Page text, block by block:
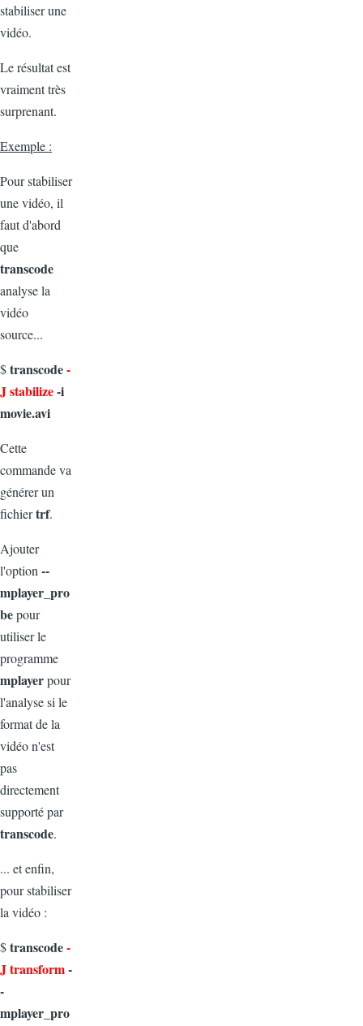
stabiliser une
vidéo.
Le résultat est
vraiment très
surprenant.
Exemple :
Pour stabiliser
une vidéo, il
faut d'abord
que
transcode
analyse la
vidéo
source...
$transcode-
J stabilize-i
movie.avi
Cette
commande va
générer un
fichiertrf.
Ajouter
l'option --
mplayer_pro
bepour
utiliser le
programme
mplayerpour
l'analyse si le
format de la
vidéo n'est
pas
directement
supporté par
transcode.
... et enfin,
pour stabiliser
la vidéo :
$transcode-
J transform-
-
mplayer_pro